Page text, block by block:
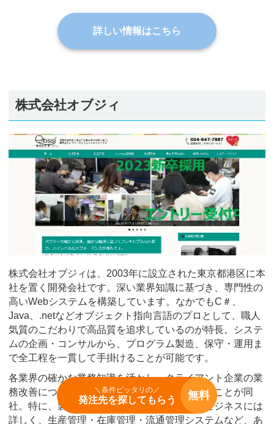
詳しい情報はこちら
株式会社オブジィ
株式会社オブジィは、2003年に設立された東京都港区に本
社を置く開発会社です。深い業界知識に基づき、専門性の
高いWebシステムを構築しています。なかでもC＃、
Java、.netなどオブジェクト指向言語のプロとして、職人
気質のこだわりで高品質を追求しているのが特長。システ
ムの企画・コンサルから、プログラム製造、保守・運用ま
で全工程を一貫して手掛けることが可能です。
各業界の確かな業務知識を活かし、クライアント企業の業
務改善につながるシステムを設計・構築できることが同
社。特に、製造業、卸売業、農業、通販業のビジネスには
詳しく、生産管理・在庫管理・流通管理システムなど、あ
＼条件ピッタリの／
発注先を探してもらう 無料